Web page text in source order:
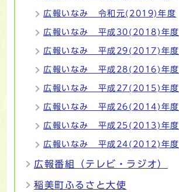
広報いなみ 令和元(2019)年度
広報いなみ 平成30(2018)年度
広報いなみ 平成29(2017)年度
広報いなみ 平成28(2016)年度
広報いなみ 平成27(2015)年度
広報いなみ 平成26(2014)年度
広報いなみ 平成25(2013)年度
広報いなみ 平成24(2012)年度
広報番組（テレビ・ラジオ）
稲美町ふるさと大使